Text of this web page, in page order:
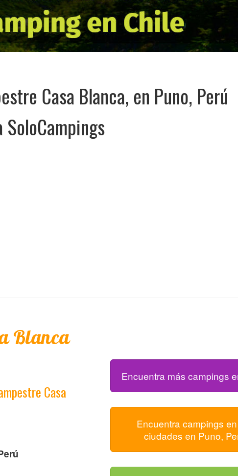
Casa Blanca, en Puno, Perú
SoloCampings
Blanca
Casa
Encuentra más campings
Encuentra campings
ciudades en Puno,